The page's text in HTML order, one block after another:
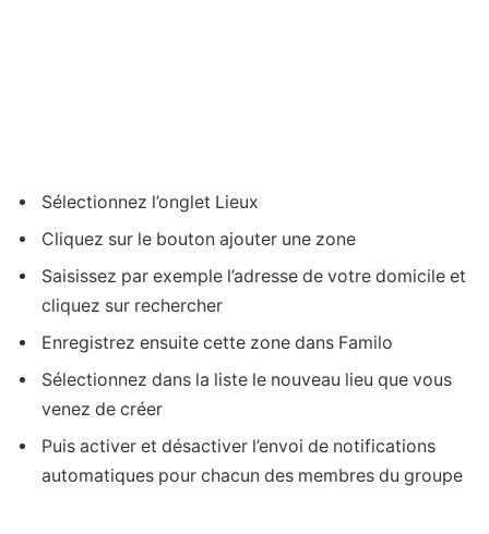
Sélectionnez l’onglet Lieux
Cliquez sur le bouton ajouter une zone
Saisissez par exemple l’adresse de votre domicile et
cliquez sur rechercher
Enregistrez ensuite cette zone dans Familo
Sélectionnez dans la liste le nouveau lieu que vous
venez de créer
Puis activer et désactiver l’envoi de notifications
automatiques pour chacun des membres du groupe